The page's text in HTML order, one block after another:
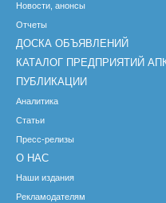
Новости, анонсы
Отчеты
ДОСКА ОБЪЯВЛЕНИЙ
КАТАЛОГ ПРЕДПРИЯТИЙ
ПУБЛИКАЦИИ
Аналитика
Статьи
Пресс-релизы
О НАС
Наши издания
Рекламодателям